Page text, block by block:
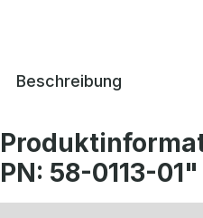
Beschreibung
PN: 58-0113-01"